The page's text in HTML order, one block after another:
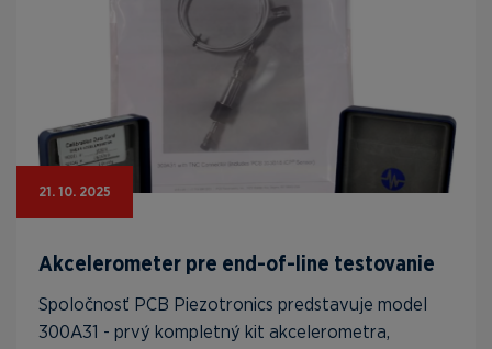
21. 10. 2025
Akcelerometer pre end-of-line testovanie
Spoločnosť PCB Piezotronics predstavuje model
300A31 - prvý kompletný kit akcelerometra,